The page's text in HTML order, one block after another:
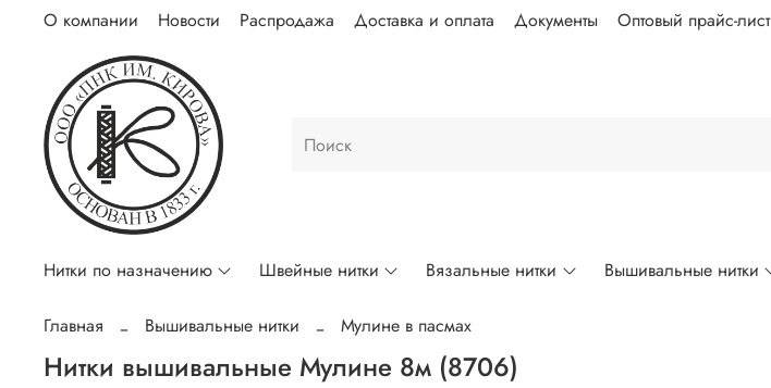
О компании Новости Распродажа Доставка и оплата Документы Оптовый прайс-лист
Нитки по назначению Швейные нитки Вязальные нитки Вышивальные нитки
Главная Вышивальные нитки Мулине в пасмах
Нитки вышивальные Мулине 8м (8706)